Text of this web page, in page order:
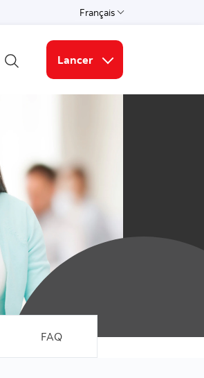
Français
Select a language
Ouvrir la recherche
Lancer
Liens connexes
FAQ